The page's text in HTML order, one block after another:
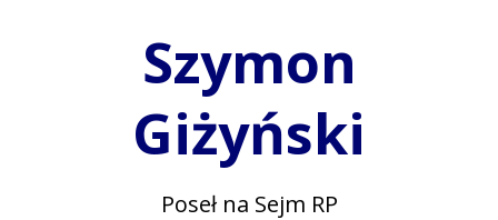
Szymon
Giżyński
Poseł na Sejm RP